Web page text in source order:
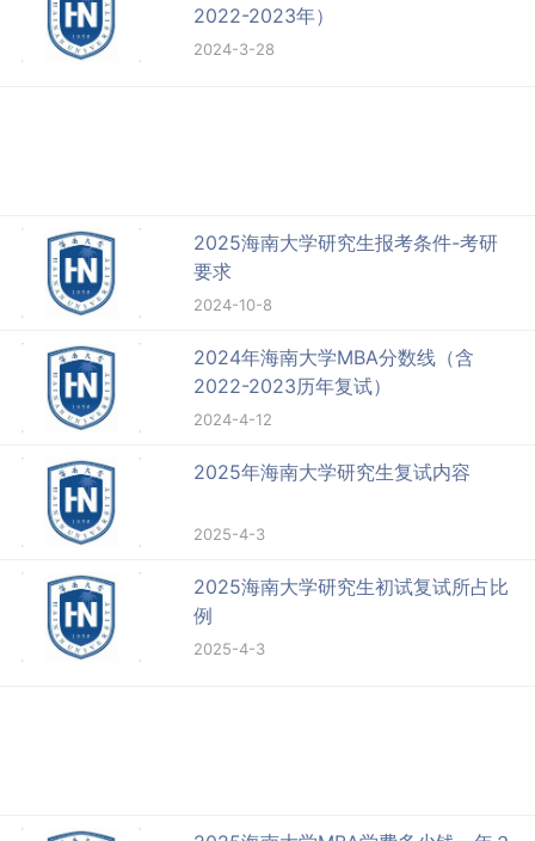
2022-2023年）
2024-3-28
2025海南大学研究生报考条件-考研
要求
2024-10-8
2024年海南大学MBA分数线（含
2022-2023历年复试）
2024-4-12
2025年海南大学研究生复试内容
2025-4-3
2025海南大学研究生初试复试所占比
例
2025-4-3